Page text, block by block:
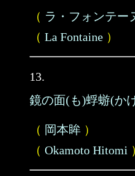
（ ラ・フォンテー
（ La Fontaine ）
13.
鏡の面(も)蜉蝣(か
（ 岡本眸 ）
（ Okamoto Hitomi